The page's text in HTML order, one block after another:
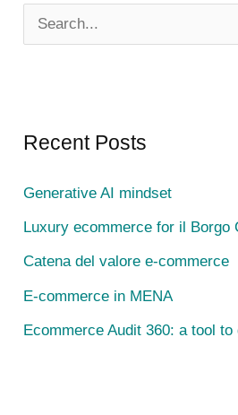
e
c
f
o
r
:
Recent Posts
Generative AI mindset
Luxury ecommerce for il Borgo
Catena del valore e-commerce
E-commerce in MENA
Ecommerce Audit 360: a tool to